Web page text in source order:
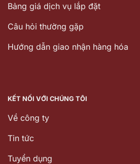
Bảng giá dịch vụ lắp đặt
Câu hỏi thường gặp
Hướng dẫn giao nhận hàng hóa
KẾT NỐI VỚI CHÚNG TÔI
Về công ty
Tin tức
Tuyển dụng